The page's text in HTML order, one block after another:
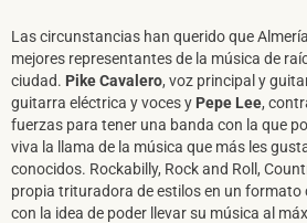
Las circunstancias han querido que
mejores representantes de la música de
ciudad. Pike Cavalero, voz principal y
guitarra eléctrica y voces y Pepe Lee,
fuerzas para tener una banda con la que
viva la llama de la música que más les
conocidos. Rockabilly, Rock and Roll,
propia trituradora de estilos en un formato
con la idea de poder llevar su música al
SUSCRÍBETE A NUESTRO
He leído y acepto laPolítica de